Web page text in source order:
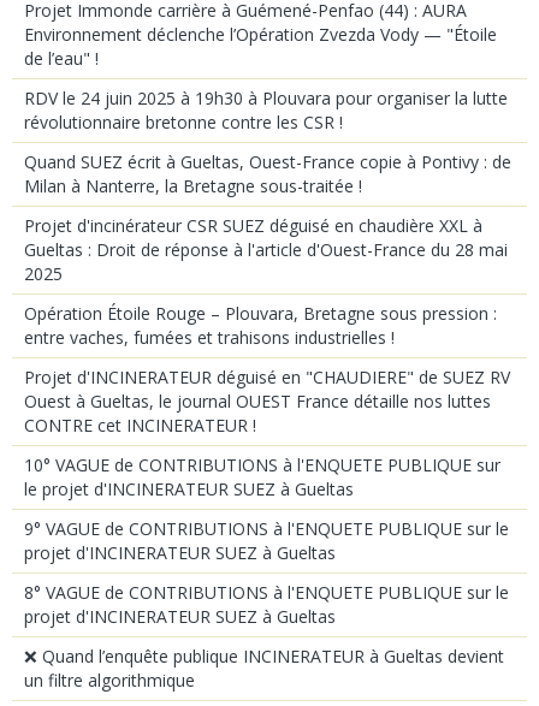
Projet Immonde carrière à Guémené-Penfao (44) : AURA
Environnement déclenche l’Opération Zvezda Vody — "Étoile
de l’eau" !
RDV le 24 juin 2025 à 19h30 à Plouvara pour organiser la lutte
révolutionnaire bretonne contre les CSR !
Quand SUEZ écrit à Gueltas, Ouest-France copie à Pontivy : de
Milan à Nanterre, la Bretagne sous-traitée !
Projet d'incinérateur CSR SUEZ déguisé en chaudière XXL à
Gueltas : Droit de réponse à l'article d'Ouest-France du 28 mai
2025
Opération Étoile Rouge – Plouvara, Bretagne sous pression :
entre vaches, fumées et trahisons industrielles !
Projet d'INCINERATEUR déguisé en "CHAUDIERE" de SUEZ RV
Ouest à Gueltas, le journal OUEST France détaille nos luttes
CONTRE cet INCINERATEUR !
10° VAGUE de CONTRIBUTIONS à l'ENQUETE PUBLIQUE sur
le projet d'INCINERATEUR SUEZ à Gueltas
9° VAGUE de CONTRIBUTIONS à l'ENQUETE PUBLIQUE sur le
projet d'INCINERATEUR SUEZ à Gueltas
8° VAGUE de CONTRIBUTIONS à l'ENQUETE PUBLIQUE sur le
projet d'INCINERATEUR SUEZ à Gueltas
❌ Quand l’enquête publique INCINERATEUR à Gueltas devient
un filtre algorithmique